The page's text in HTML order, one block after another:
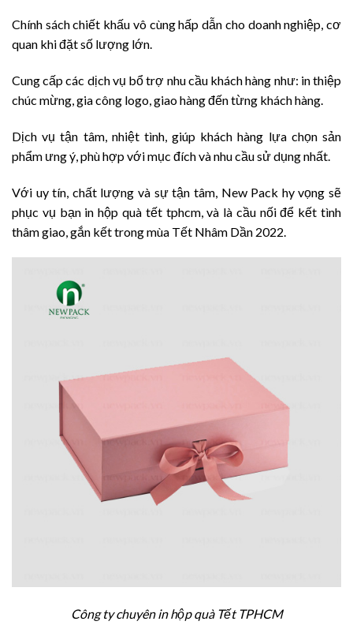
Chính sách chiết khấu vô cùng hấp dẫn cho doanh nghiệp, cơ
quan khi đặt số lượng lớn.
Cung cấp các dịch vụ bổ trợ nhu cầu khách hàng như: in thiệp
chúc mừng, gia công logo, giao hàng đến từng khách hàng.
Dịch vụ tận tâm, nhiệt tình, giúp khách hàng lựa chọn sản
phẩm ưng ý, phù hợp với mục đích và nhu cầu sử dụng nhất.
Với uy tín, chất lượng và sự tận tâm, New Pack hy vọng sẽ
phục vụ bạn in hộp quà tết tphcm, và là cầu nối để kết tình
thâm giao, gắn kết trong mùa Tết Nhâm Dần 2022.
Công ty chuyên in hộp quà Tết TPHCM